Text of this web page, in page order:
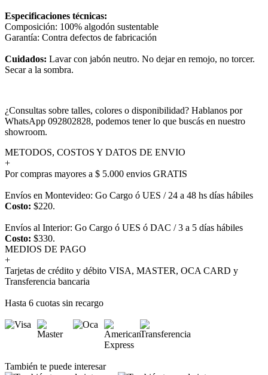
Especificaciones técnicas:
Composición: 100% algodón sustentable
Garantía: Contra defectos de fabricación
Cuidados: Lavar con jabón neutro. No dejar en remojo, no torcer.
Secar a la sombra.
¿Consultas sobre talles, colores o disponibilidad? Hablanos por
WhatsApp 092802828, podemos tener lo que buscás en nuestro
showroom.
METODOS, COSTOS Y DATOS DE ENVIO
+
Por compras mayores a $ 5.000 envios GRATIS
Envíos en Montevideo: Go Cargo ó UES / 24 a 48 hs días hábiles
Costo: $220.
Envíos al Interior: Go Cargo ó UES ó DAC / 3 a 5 días hábiles
Costo: $330.
MEDIOS DE PAGO
+
Tarjetas de crédito y débito VISA, MASTER, OCA CARD y
Transferencia bancaria
Hasta 6 cuotas sin recargo
También te puede interesar